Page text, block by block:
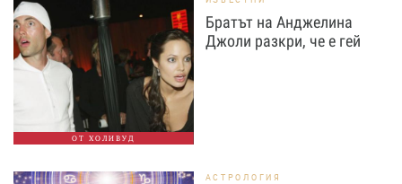
ОТ ХОЛИВУД
Братът на Анджелина
Джоли разкри, че е гей
АСТРОЛОГИЯ